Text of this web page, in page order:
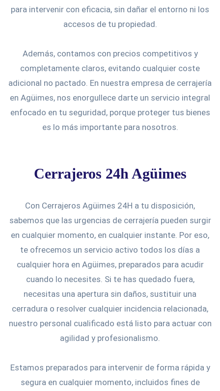
para intervenir con eficacia, sin dañar el entorno ni los
accesos de tu propiedad.
Además, contamos con precios competitivos y
completamente claros, evitando cualquier coste
adicional no pactado. En nuestra empresa de cerrajería
en Agüimes, nos enorgullece darte un servicio integral
enfocado en tu seguridad, porque proteger tus bienes
es lo más importante para nosotros.
Cerrajeros 24h Agüimes
Con Cerrajeros Agüimes 24H a tu disposición,
sabemos que las urgencias de cerrajería pueden surgir
en cualquier momento, en cualquier instante. Por eso,
te ofrecemos un servicio activo todos los días a
cualquier hora en Agüimes, preparados para acudir
cuando lo necesites. Si te has quedado fuera,
necesitas una apertura sin daños, sustituir una
cerradura o resolver cualquier incidencia relacionada,
nuestro personal cualificado está listo para actuar con
agilidad y profesionalismo.
Estamos preparados para intervenir de forma rápida y
segura en cualquier momento, incluidos fines de